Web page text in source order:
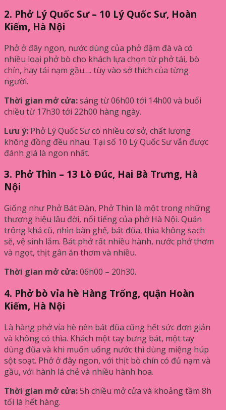
2. Phở Lý Quốc Sư – 10 Lý Quốc Sư, Hoàn
Kiếm, Hà Nội
Phở ở đây ngon, nước dùng của phở đậm đà và có
nhiều loại phở bò cho khách lựa chọn từ phở tái, bò
chín, hay tái nạm gầu…. tùy vào sở thích của từng
người.
Thời gian mở cửa:sáng từ 06h00 tới 14h00 và buổi
chiều từ 17h30 tới 22h00 hàng ngày.
Lưu ý: Phở Lý Quốc Sư có nhiều cơ sở, chất lượng
không đồng đều nhau. Tại số 10 Lý Quốc Sư vẫn được
đánh giá là ngon nhất.
3. Phở Thìn – 13 Lò Đúc, Hai Bà Trưng, Hà
Nội
Giống như Phở Bát Đàn, Phở Thìn là một trong những
thương hiệu lâu đời, nổi tiếng của phở Hà Nội. Quán
trông khá cũ, nhìn bàn ghế, bát đũa, thìa không sạch
sẽ, vệ sinh lắm. Bát phở rất nhiều hành, nước phở thơm
và ngọt, thịt gân ăn thơm và nhiều.
Thời gian mở cửa:06h00 – 20h30.
4. Phở bò vỉa hè Hàng Trống, quận Hoàn
Kiếm, Hà Nội
Là hàng phở vỉa hè nên bát đũa cũng hết sức đơn giản
và không có thìa. Khách một tay bưng bát, một tay
dùng đũa và khi muốn uống nước thì dùng miệng húp
sột soạt. Phở ở đây ngon, với thịt bò chín có đủ nạm và
gầu, với hành lá chẻ và nhiều hành hoa.
Thời gian mở cửa:5h chiều mở cửa và khoảng tầm 8h
tối là hết hàng.